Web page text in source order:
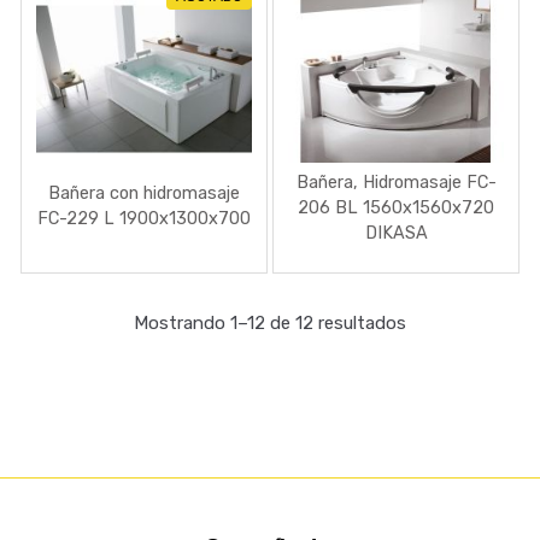
Bañera con hidromasaje
FC-229 L 1900x1300x700
Bañera, Hidromasaje FC-
206 BL 1560x1560x720
DIKASA
Mostrando 1–12 de 12 resultados